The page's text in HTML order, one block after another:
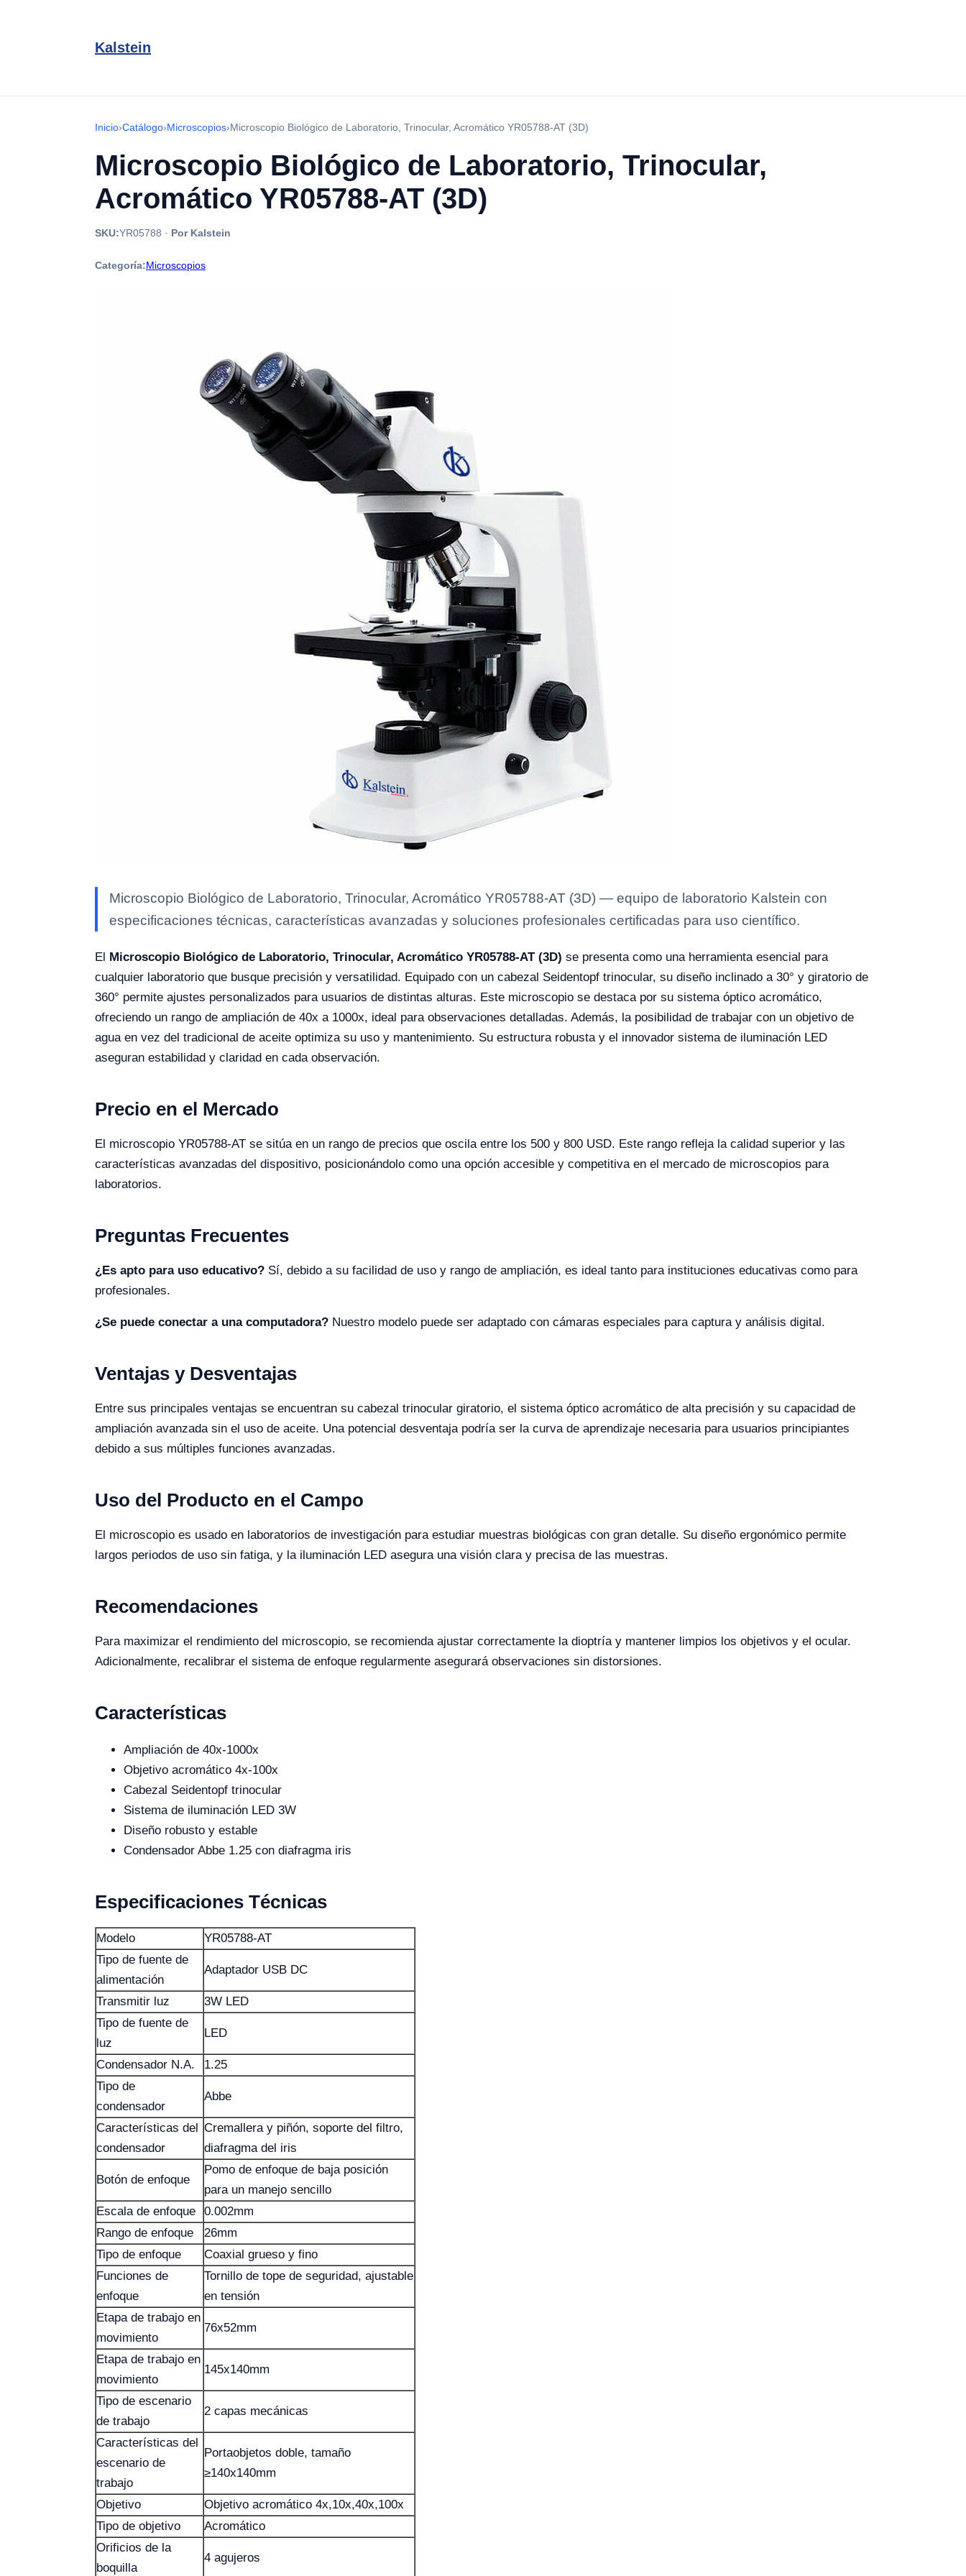
Kalstein
Inicio›Catálogo›Microscopios›Microscopio Biológico de Laboratorio, Trinocular, Acromático YR05788-AT (3D)
Microscopio Biológico de Laboratorio, Trinocular,
Acromático YR05788-AT (3D)
SKU:YR05788 · Por Kalstein
Categoría:Microscopios
Microscopio Biológico de Laboratorio, Trinocular, Acromático YR05788-AT (3D) — equipo de laboratorio Kalstein con
especificaciones técnicas, características avanzadas y soluciones profesionales certificadas para uso científico.
El Microscopio Biológico de Laboratorio, Trinocular, Acromático YR05788-AT (3D) se presenta como una herramienta esencial para
cualquier laboratorio que busque precisión y versatilidad. Equipado con un cabezal Seidentopf trinocular, su diseño inclinado a 30° y giratorio de
360° permite ajustes personalizados para usuarios de distintas alturas. Este microscopio se destaca por su sistema óptico acromático,
ofreciendo un rango de ampliación de 40x a 1000x, ideal para observaciones detalladas. Además, la posibilidad de trabajar con un objetivo de
agua en vez del tradicional de aceite optimiza su uso y mantenimiento. Su estructura robusta y el innovador sistema de iluminación LED
aseguran estabilidad y claridad en cada observación.
Precio en el Mercado
El microscopio YR05788-AT se sitúa en un rango de precios que oscila entre los 500 y 800 USD. Este rango refleja la calidad superior y las
características avanzadas del dispositivo, posicionándolo como una opción accesible y competitiva en el mercado de microscopios para
laboratorios.
Preguntas Frecuentes
¿Es apto para uso educativo? Sí, debido a su facilidad de uso y rango de ampliación, es ideal tanto para instituciones educativas como para
profesionales.
¿Se puede conectar a una computadora? Nuestro modelo puede ser adaptado con cámaras especiales para captura y análisis digital.
Ventajas y Desventajas
Entre sus principales ventajas se encuentran su cabezal trinocular giratorio, el sistema óptico acromático de alta precisión y su capacidad de
ampliación avanzada sin el uso de aceite. Una potencial desventaja podría ser la curva de aprendizaje necesaria para usuarios principiantes
debido a sus múltiples funciones avanzadas.
Uso del Producto en el Campo
El microscopio es usado en laboratorios de investigación para estudiar muestras biológicas con gran detalle. Su diseño ergonómico permite
largos periodos de uso sin fatiga, y la iluminación LED asegura una visión clara y precisa de las muestras.
Recomendaciones
Para maximizar el rendimiento del microscopio, se recomienda ajustar correctamente la dioptría y mantener limpios los objetivos y el ocular.
Adicionalmente, recalibrar el sistema de enfoque regularmente asegurará observaciones sin distorsiones.
Características
Ampliación de 40x-1000x
Objetivo acromático 4x-100x
Cabezal Seidentopf trinocular
Sistema de iluminación LED 3W
Diseño robusto y estable
Condensador Abbe 1.25 con diafragma iris
Especificaciones Técnicas
Modelo
YR05788-AT
Tipo de fuente de
alimentación
Adaptador USB DC
Transmitir luz
3W LED
Tipo de fuente de
luz
LED
Condensador N.A.
1.25
Tipo de
condensador
Abbe
Características del
condensador
Cremallera y piñón, soporte del filtro,
diafragma del iris
Botón de enfoque
Pomo de enfoque de baja posición
para un manejo sencillo
Escala de enfoque
0.002mm
Rango de enfoque
26mm
Tipo de enfoque
Coaxial grueso y fino
Funciones de
enfoque
Tornillo de tope de seguridad, ajustable
en tensión
Etapa de trabajo en
movimiento
76x52mm
Etapa de trabajo en
movimiento
145x140mm
Tipo de escenario
de trabajo
2 capas mecánicas
Características del
escenario de
trabajo
Portaobjetos doble, tamaño
≥140x140mm
Objetivo
Objetivo acromático 4x,10x,40x,100x
Tipo de objetivo
Acromático
Orificios de la
boquilla
4 agujeros